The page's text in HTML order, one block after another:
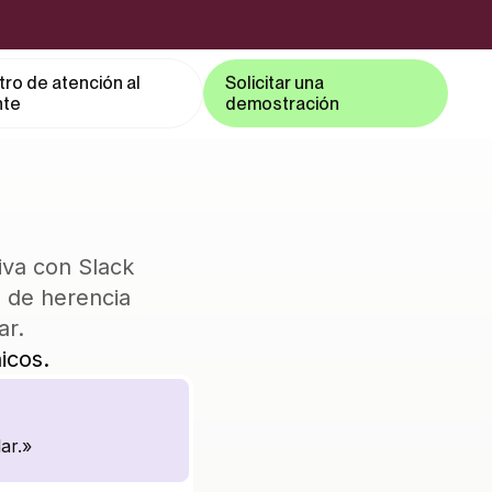
de atención al
Solicitar una
demostración
con Slack
herencia